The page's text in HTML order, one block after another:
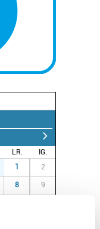
LR.
IG.
1 2
8 9